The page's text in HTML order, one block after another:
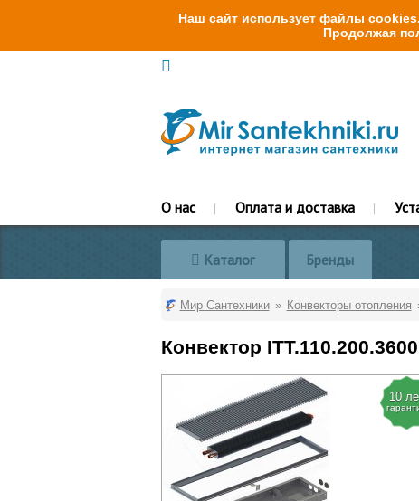
Наш сайт использует файлы
Продолжая
О нас Оплата и доставка
Каталог Бренды
Мир Сантехники Конвекторы отопления
Конвектор
10